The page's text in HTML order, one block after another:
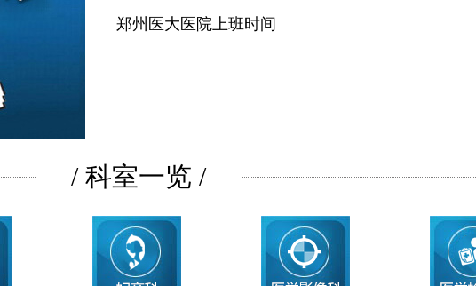
郑州医大医院上班时间
/ 科室一览 /